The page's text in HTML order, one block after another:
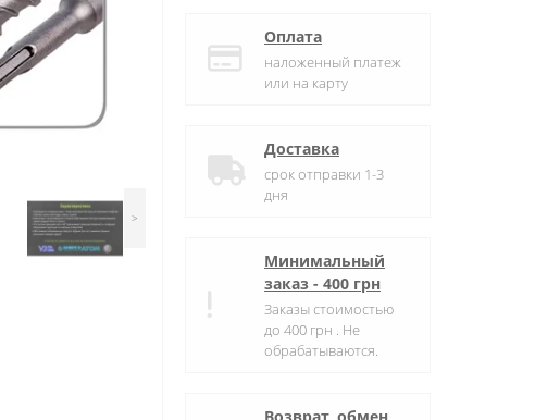
>
Оплата
наложенный платеж
или на карту
Доставка
срок отправки 1-3
дня
Минимальный
заказ - 400 грн
Заказы стоимостью
до 400 грн . Не
обрабатываются.